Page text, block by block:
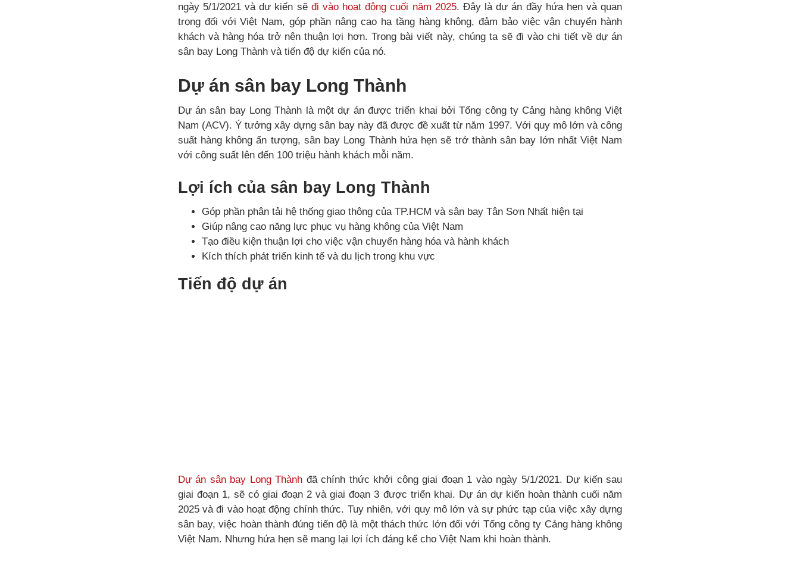
ngày 5/1/2021 và dự kiến sẽ đi vào hoạt động cuối năm 2025. Đây là dự án đầy hứa hẹn và quan
trọng đối với Việt Nam, góp phần nâng cao hạ tầng hàng không, đảm bảo việc vận chuyển hành
khách và hàng hóa trở nên thuận lợi hơn. Trong bài viết này, chúng ta sẽ đi vào chi tiết về dự án
sân bay Long Thành và tiến độ dự kiến của nó.
Dự án sân bay Long Thành
Dự án sân bay Long Thành là một dự án được triển khai bởi Tổng công ty Cảng hàng không Việt
Nam (ACV). Ý tưởng xây dựng sân bay này đã được đề xuất từ năm 1997. Với quy mô lớn và công
suất hàng không ấn tượng, sân bay Long Thành hứa hẹn sẽ trở thành sân bay lớn nhất Việt Nam
với công suất lên đến 100 triệu hành khách mỗi năm.
Lợi ích của sân bay Long Thành
Góp phần phân tải hệ thống giao thông của TP.HCM và sân bay Tân Sơn Nhất hiện tại
Giúp nâng cao năng lực phục vụ hàng không của Việt Nam
Tạo điều kiện thuận lợi cho việc vận chuyển hàng hóa và hành khách
Kích thích phát triển kinh tế và du lịch trong khu vực
Tiến độ dự án
Dự án sân bay Long Thành đã chính thức khởi công giai đoạn 1 vào ngày 5/1/2021. Dự kiến sau
giai đoạn 1, sẽ có giai đoạn 2 và giai đoạn 3 được triển khai. Dự án dự kiến hoàn thành cuối năm
2025 và đi vào hoạt động chính thức. Tuy nhiên, với quy mô lớn và sự phức tạp của việc xây dựng
sân bay, việc hoàn thành đúng tiến độ là một thách thức lớn đối với Tổng công ty Cảng hàng không
Việt Nam. Nhưng hứa hẹn sẽ mang lại lợi ích đáng kể cho Việt Nam khi hoàn thành.